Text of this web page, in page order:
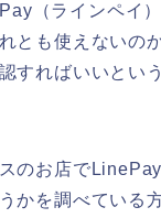
（ラインペイ
とも使えないの
すればいいとい
のお店で
かを調べている